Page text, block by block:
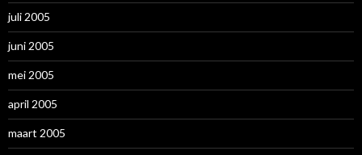
juli 2005
juni 2005
mei 2005
april 2005
maart 2005